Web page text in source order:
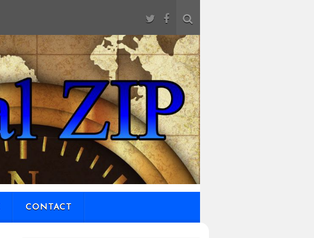
CONTACT